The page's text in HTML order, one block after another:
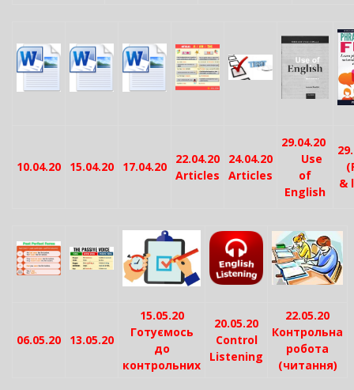
10.04.20 15.04.20 17.04.20
22.04.20
Articles
24.04.20
Articles
29.04.20
Use
of
English
&
06.05.20 13.05.20
15.05.20
Готуємось
до
контрольних
20.05.20
Control
Listening
22.05.20
Контрольна
робота
(читання)